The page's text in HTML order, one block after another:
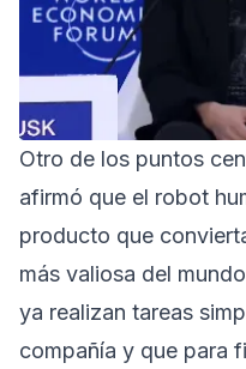
Otro de los puntos
afirmó que el robot
producto que
más valiosa del
ya realizan tareas
compañía y que para